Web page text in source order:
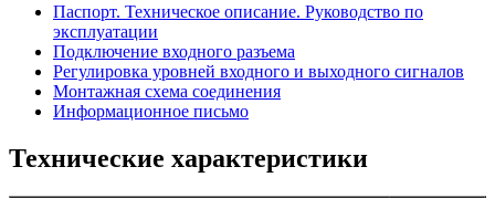
Паспорт. Техническое описание. Руководство по
эксплуатации
Подключение входного разъема
Регулировка уровней входного и выходного сигналов
Монтажная схема соединения
Информационное письмо
Технические характеристики